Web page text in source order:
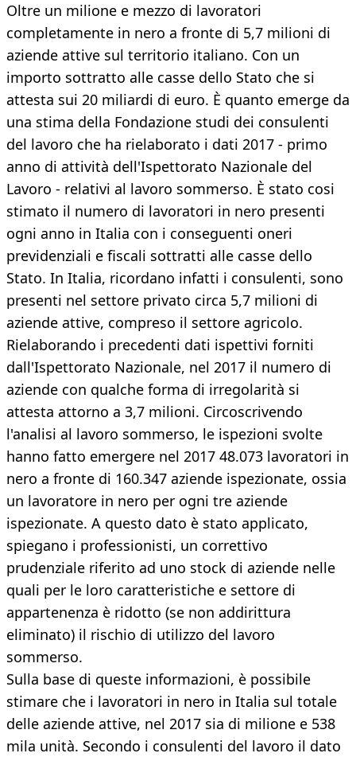
Oltre un milione e mezzo di lavoratori
completamente in nero a fronte di 5,7 milioni di
aziende attive sul territorio italiano. Con un
importo sottratto alle casse dello Stato che si
attesta sui 20 miliardi di euro. È quanto emerge da
una stima della Fondazione studi dei consulenti
del lavoro che ha rielaborato i dati 2017 - primo
anno di attività dell'Ispettorato Nazionale del
Lavoro - relativi al lavoro sommerso. È stato cosi
stimato il numero di lavoratori in nero presenti
ogni anno in Italia con i conseguenti oneri
previdenziali e fiscali sottratti alle casse dello
Stato. In Italia, ricordano infatti i consulenti, sono
presenti nel settore privato circa 5,7 milioni di
aziende attive, compreso il settore agricolo.
Rielaborando i precedenti dati ispettivi forniti
dall'Ispettorato Nazionale, nel 2017 il numero di
aziende con qualche forma di irregolarità si
attesta attorno a 3,7 milioni. Circoscrivendo
l'analisi al lavoro sommerso, le ispezioni svolte
hanno fatto emergere nel 2017 48.073 lavoratori in
nero a fronte di 160.347 aziende ispezionate, ossia
un lavoratore in nero per ogni tre aziende
ispezionate. A questo dato è stato applicato,
spiegano i professionisti, un correttivo
prudenziale riferito ad uno stock di aziende nelle
quali per le loro caratteristiche e settore di
appartenenza è ridotto (se non addirittura
eliminato) il rischio di utilizzo del lavoro
sommerso.
Sulla base di queste informazioni, è possibile
stimare che i lavoratori in nero in Italia sul totale
delle aziende attive, nel 2017 sia di milione e 538
mila unità. Secondo i consulenti del lavoro il dato